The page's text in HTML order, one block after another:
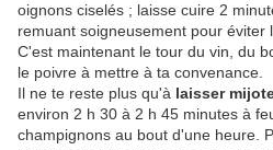
oignons ciselés ; laisse cuire 2
remuant soigneusement pour éviter
C'est maintenant le tour du vin, du
le poivre à mettre à ta convenance.
Il ne te reste plus qu'à laisser
environ 2 h 30 à 2 h 45 minutes à
champignons au bout d'une heure.